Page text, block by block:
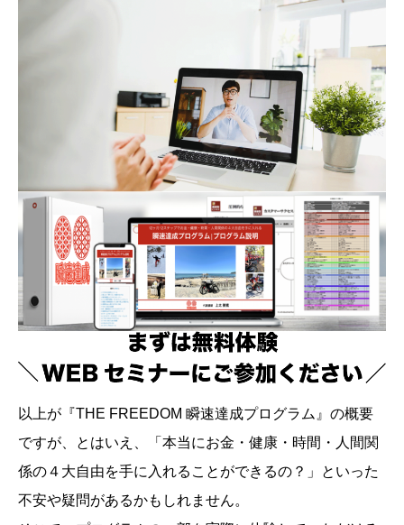
以上が『THE FREEDOM 瞬速達成プログラム』の概要
ですが、とはいえ、「本当にお金・健康・時間・人間関
係の４大自由を手に入れることができるの？」といった
不安や疑問があるかもしれません。